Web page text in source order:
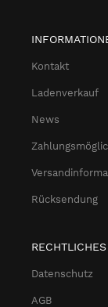
Kontakt
Ladenverkauf
News
Rücksendung
RECHTLICHES
Datenschutz
AGB